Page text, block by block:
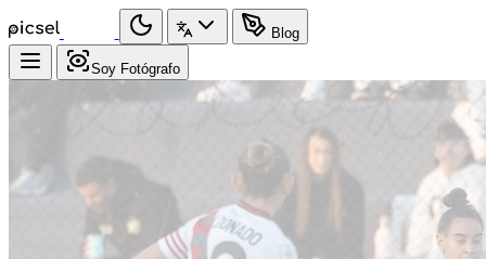
Blog
Soy Fotógrafo